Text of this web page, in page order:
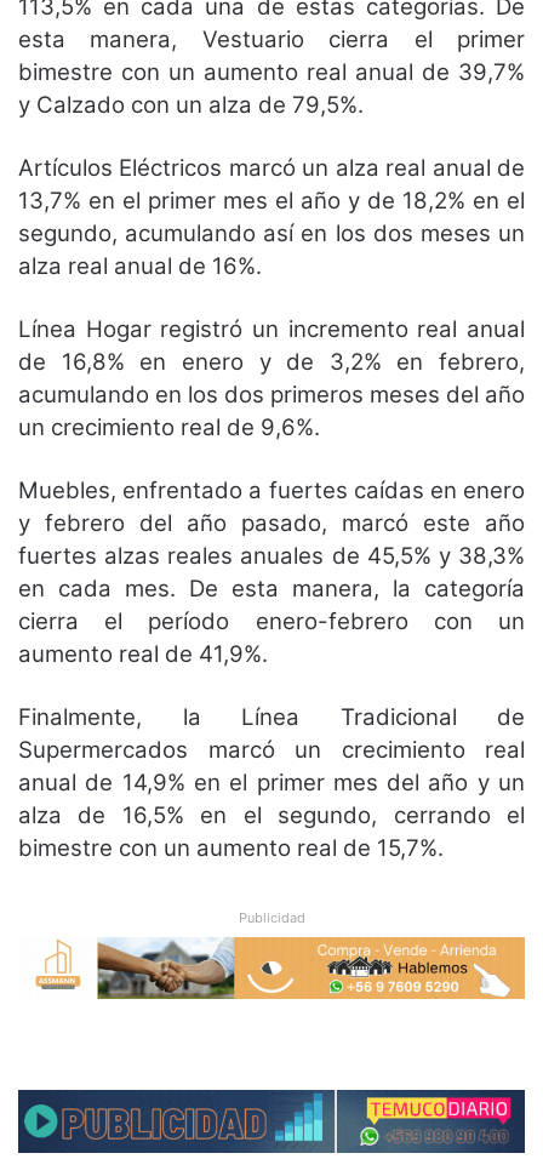
113,5% en cada una de estas categorías. De
esta manera, Vestuario cierra el primer
bimestre con un aumento real anual de 39,7%
y Calzado con un alza de 79,5%.
Artículos Eléctricos marcó un alza real anual de
13,7% en el primer mes el año y de 18,2% en el
segundo, acumulando así en los dos meses un
alza real anual de 16%.
Línea Hogar registró un incremento real anual
de 16,8% en enero y de 3,2% en febrero,
acumulando en los dos primeros meses del año
un crecimiento real de 9,6%.
Muebles, enfrentado a fuertes caídas en enero
y febrero del año pasado, marcó este año
fuertes alzas reales anuales de 45,5% y 38,3%
en cada mes. De esta manera, la categoría
cierra el período enero-febrero con un
aumento real de 41,9%.
Finalmente, la Línea Tradicional de
Supermercados marcó un crecimiento real
anual de 14,9% en el primer mes del año y un
alza de 16,5% en el segundo, cerrando el
bimestre con un aumento real de 15,7%.
Publicidad